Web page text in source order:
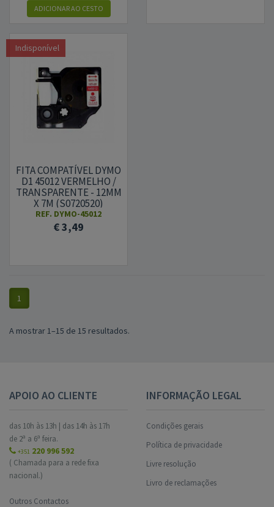
ADICIONARAO CESTO
Indisponível
FITA COMPATÍVEL DYMO
D1 45012 VERMELHO /
TRANSPARENTE - 12MM
X 7M (S0720520)
REF. DYMO-45012
€ 3,49
1
A mostrar 1–15 de 15 resultados.
APOIO AO CLIENTE
das 10h às 13h | das 14h às 17h
de 2ª a 6ª feira.
+351 220 996 592
( Chamada para a rede fixa
nacional.)
Outros Contactos
INFORMAÇÃO LEGAL
Condições gerais
Política de privacidade
Livre resolução
Livro de reclamações